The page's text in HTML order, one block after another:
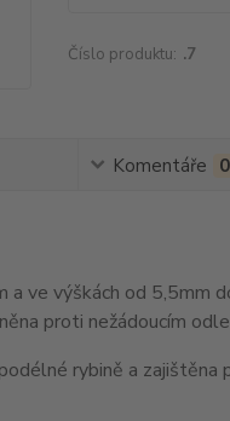
Číslo produktu: .7
Komentáře 0
ve výškách od 5,5mm
proti nežádoucím
rybině a zajištěna